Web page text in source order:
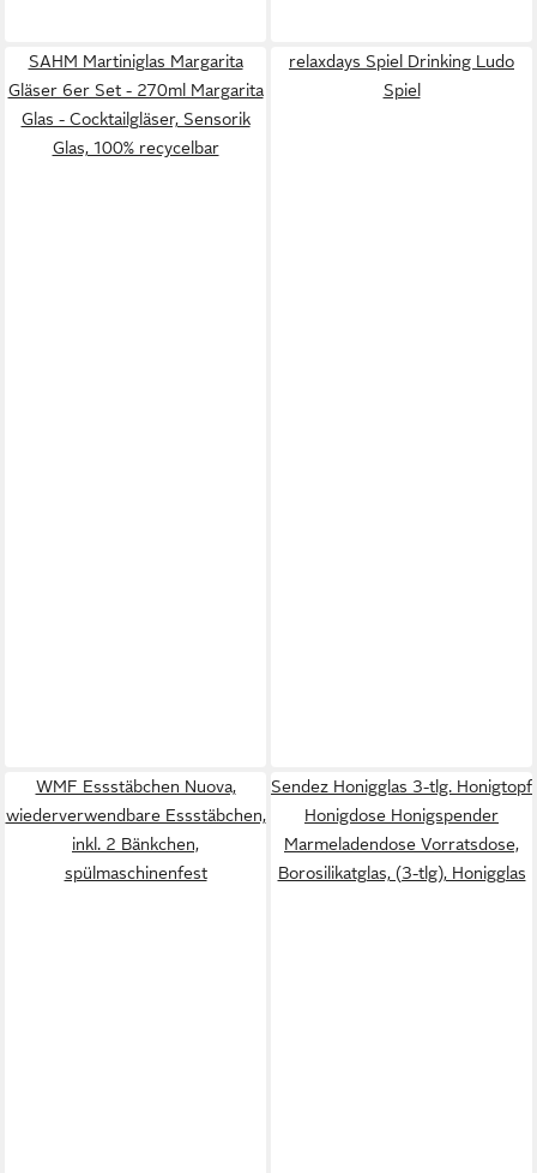
SAHM Martiniglas Margarita
Gläser 6er Set - 270ml Margarita
Glas - Cocktailgläser, Sensorik
Glas, 100% recycelbar
relaxdays Spiel Drinking Ludo
Spiel
WMF Essstäbchen Nuova,
wiederverwendbare Essstäbchen,
inkl. 2 Bänkchen,
spülmaschinenfest
Sendez Honigglas 3-tlg. Honigtopf
Honigdose Honigspender
Marmeladendose Vorratsdose,
Borosilikatglas, (3-tlg), Honigglas